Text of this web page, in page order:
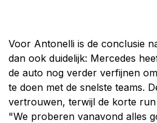
Voor Antonelli is de conclusie
dan ook duidelijk: Mercedes
de auto nog verder verfijnen
te doen met de snelste teams.
vertrouwen, terwijl de korte
"We proberen vanavond alles